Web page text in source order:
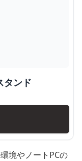
タンド
境やノートPCの